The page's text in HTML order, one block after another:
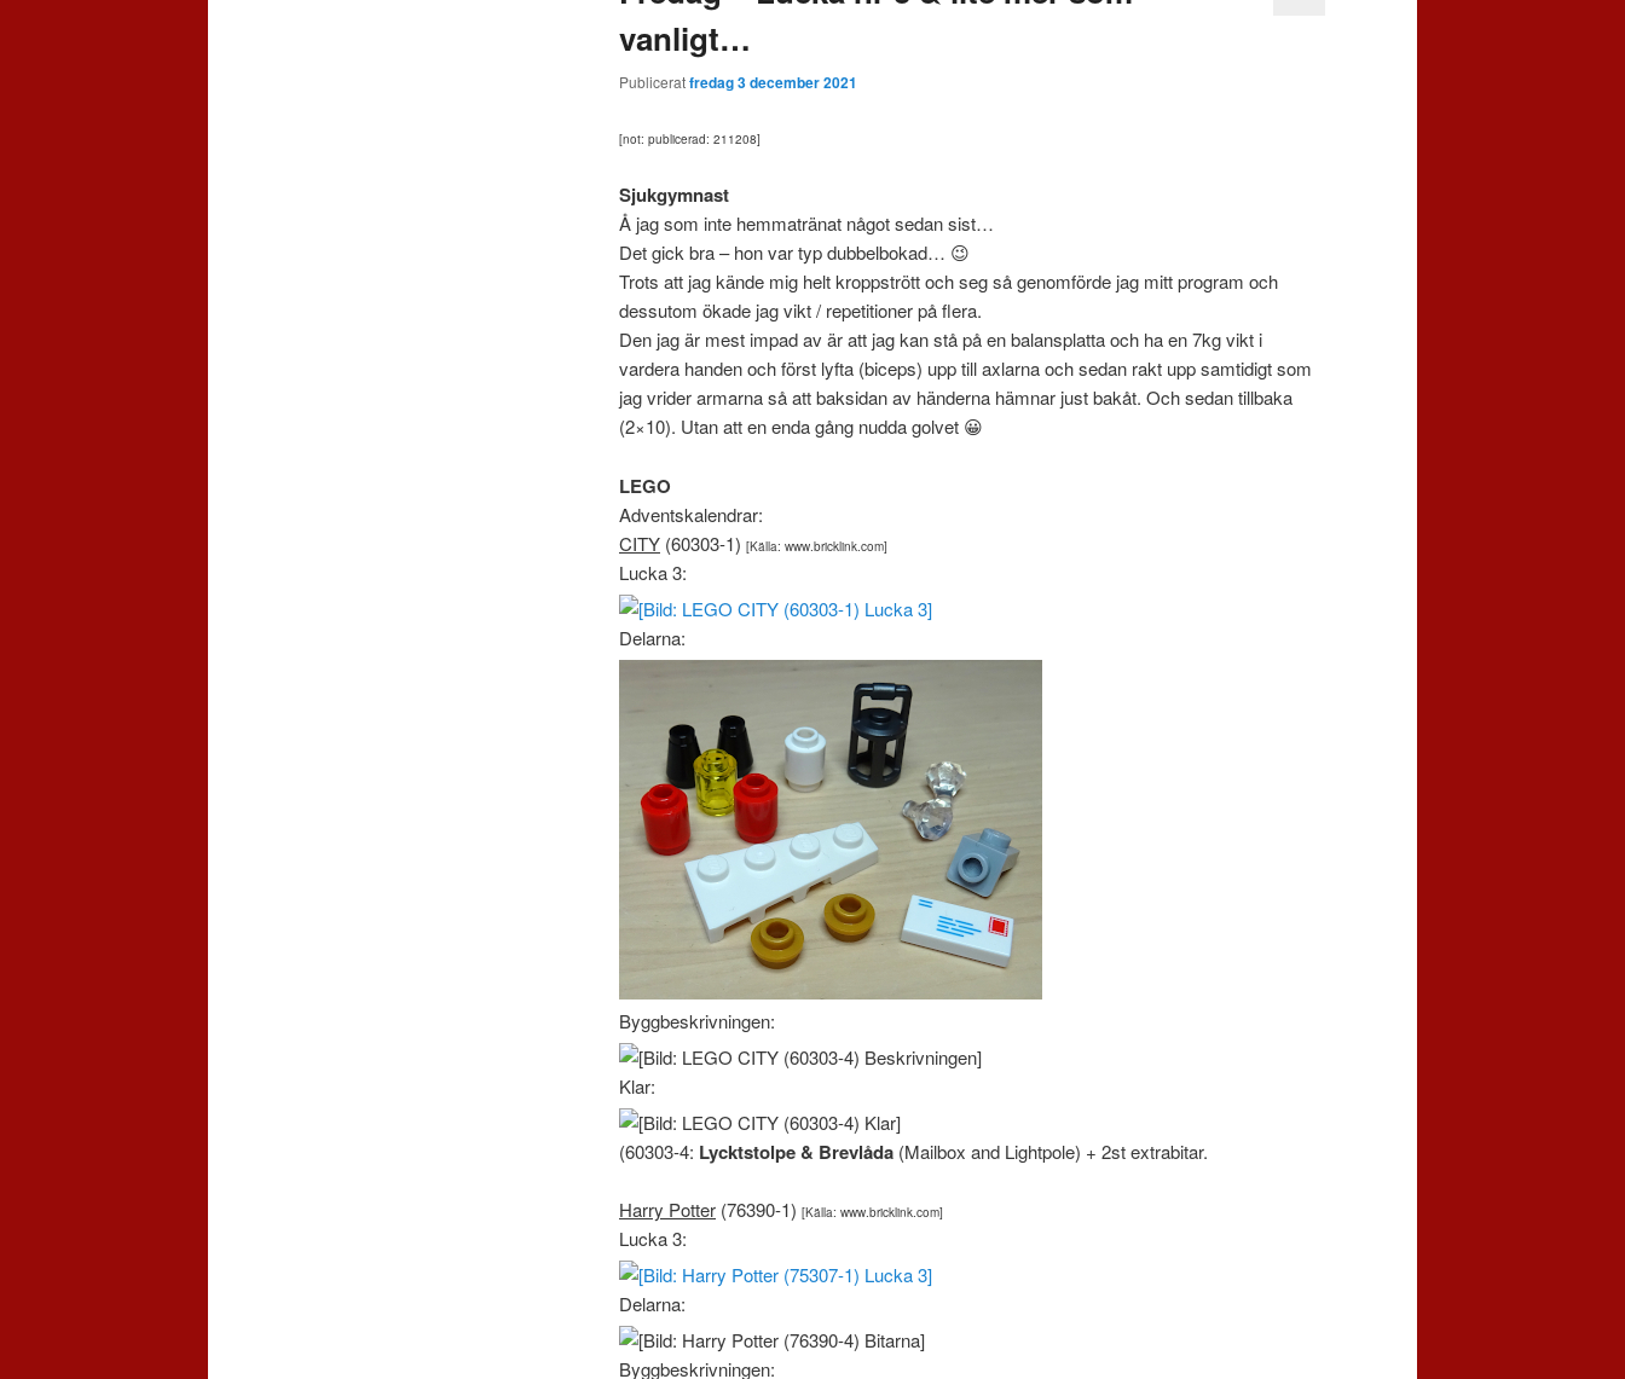
vanligt…
Publiceratfredag 3 december 2021
[not: publicerad: 211208]
Sjukgymnast
Å jag som inte hemmatränat något sedan sist…
Det gick bra – hon var typ dubbelbokad… 😉
Trots att jag kände mig helt kroppstrött och seg så genomförde jag mitt program och
dessutom ökade jag vikt / repetitioner på flera.
Den jag är mest impad av är att jag kan stå på en balansplatta och ha en 7kg vikt i
vardera handen och först lyfta (biceps) upp till axlarna och sedan rakt upp samtidigt som
jag vrider armarna så att baksidan av händerna hämnar just bakåt. Och sedan tillbaka
(2×10). Utan att en enda gång nudda golvet 😀
LEGO
Adventskalendrar:
CITY (60303-1) [Källa: www.bricklink.com]
Lucka 3:
Delarna:
Byggbeskrivningen:
Klar:
(60303-4: Lycktstolpe & Brevlåda (Mailbox and Lightpole) + 2st extrabitar.
Harry Potter (76390-1) [Källa: www.bricklink.com]
Lucka 3:
Delarna:
Byggbeskrivningen: